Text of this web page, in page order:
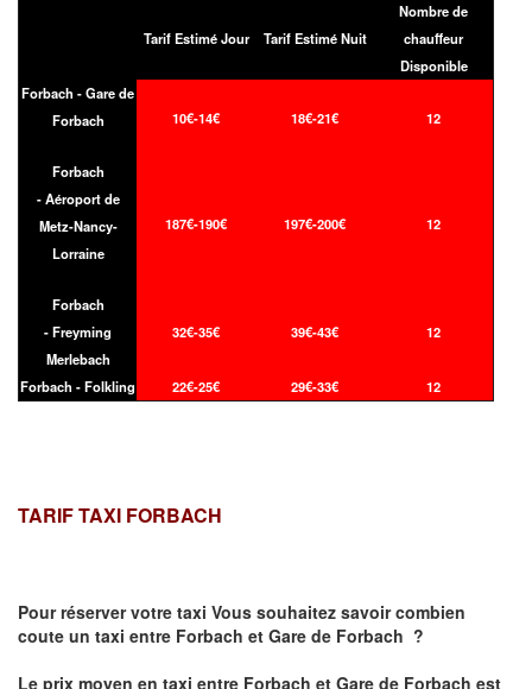
Tarif Estimé Jour Tarif Estimé Nuit
Nombre de
chauffeur
Disponible
Forbach - Gare de
Forbach
10€-14€ 18€-21€ 12
Forbach
- Aéroport de
Metz-Nancy-
Lorraine
187€-190€ 197€-200€ 12
Forbach
- Freyming
Merlebach
32€-35€ 39€-43€ 12
Forbach - Folkling 22€-25€ 29€-33€ 12
TARIF TAXI FORBACH
Pour réserver votre taxi Vous souhaitez savoircombien
coute un taxi entre Forbach et Gare de Forbach ?
Le prix moyen en taxi entre Forbach et Gare de Forbach est